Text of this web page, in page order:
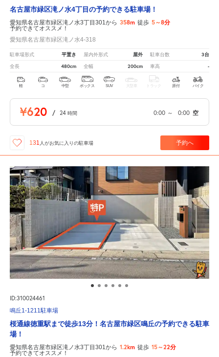
名古屋市緑区滝ノ水4丁目の予約できる駐車場！
愛知県名古屋市緑区滝ノ水3丁目301から 358m 徒歩 5～8分
予約できてオススメ！
愛知県名古屋市緑区滝ノ水4-318
駐車場形式 平置き 屋内外形式 屋外 駐車台数 3台
全長 480cm 全幅 200cm 車高 -
軽 コ 中型 ボックス SUV 大型車 トラック 原付 バイク
¥620 / 24 時間 0:00 ～ 0:00 空
131 人がお気に入りの駐車場 予約へ
ID:310024461
鳴丘1-1211駐車場
桜通線徳重駅まで徒歩13分！名古屋市緑区鳴丘の予約できる駐車
場！
愛知県名古屋市緑区滝ノ水3丁目301から 1.2km 徒歩 15～22分
予約できてオススメ！